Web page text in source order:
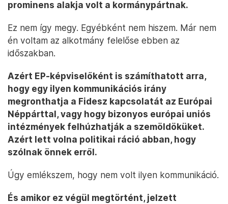
prominens alakja volt a kormánypártnak.
Ez nem így megy. Egyébként nem hiszem. Már nem
én voltam az alkotmány felelőse ebben az
időszakban.
Azért EP-képviselőként is számíthatott arra,
hogy egy ilyen kommunikációs irány
megronthatja a Fidesz kapcsolatát az Európai
Néppárttal, vagy hogy bizonyos európai uniós
intézmények felhúzhatják a szemöldöküket.
Azért lett volna politikai ráció abban, hogy
szólnak önnek erről.
Úgy emlékszem, hogy nem volt ilyen kommunikáció.
És amikor ez végül megtörtént, jelzett